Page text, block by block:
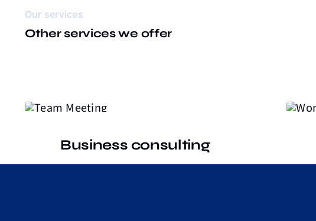
Our services
Other services we offer
Business consulting